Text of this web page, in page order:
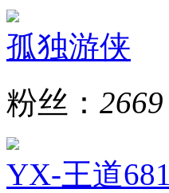
孤独游侠
粉丝： 2669
YX-王道681